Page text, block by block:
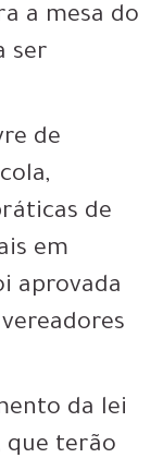
a mesa do
ser
de
de
em
aprovada
da lei
que terão